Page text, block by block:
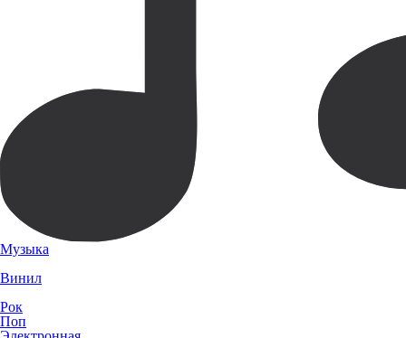
Музыка
Винил
Рок
Поп